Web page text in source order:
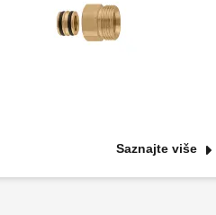
Saznajte više